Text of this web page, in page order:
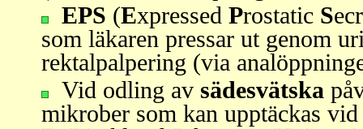
EPS (Expressed Prostatic S
som läkaren pressar ut genom
rektalpalpering (via
Vid odling av sädesvätska
mikrober som kan upptäckas